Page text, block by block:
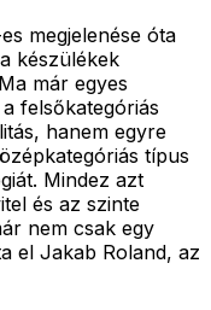
megjelenése óta
készülékek
már egyes
felsőkategóriás
hanem egyre
típus
Mindez azt
és az szinte
nem csak egy
el Jakab Roland, az